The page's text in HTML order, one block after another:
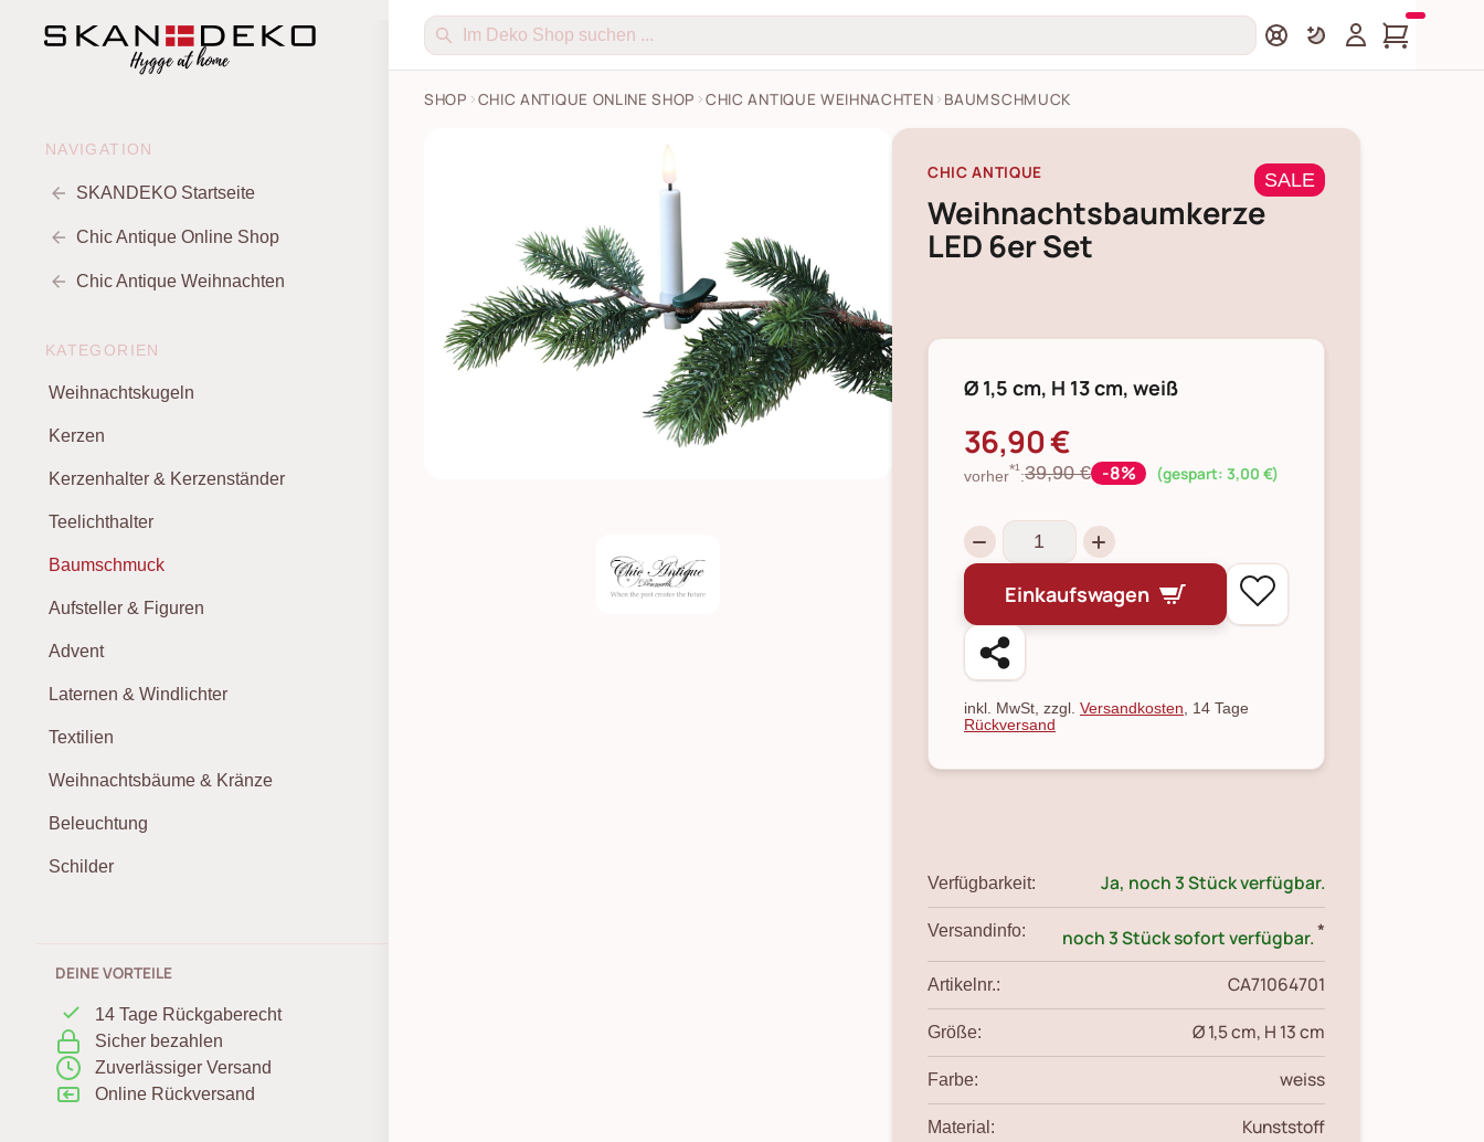
NAVIGATION
SKANDEKO Startseite
Chic Antique Online Shop
Chic Antique Weihnachten
KATEGORIEN
Weihnachtskugeln
Kerzen
Kerzenhalter & Kerzenständer
Teelichthalter
Baumschmuck
Aufsteller & Figuren
Advent
Laternen & Windlichter
Textilien
Weihnachtsbäume & Kränze
Beleuchtung
Schilder
DEINE VORTEILE
14 Tage Rückgaberecht
Sicher bezahlen
Zuverlässiger Versand
Online Rückversand
SHOP CHIC ANTIQUE ONLINE SHOP CHIC ANTIQUE WEIHNACHTEN BAUMSCHMUCK
SALE
CHIC ANTIQUE
Weihnachtsbaumkerze
LED 6er Set
Ø 1,5 cm, H 13 cm, weiß
36,90 €
vorher*¹:39,90 € -8% (gespart: 3,00 €)
Einkaufswagen
inkl. MwSt, zzgl. Versandkosten, 14 Tage
Rückversand
Verfügbarkeit: Ja, noch 3 Stück verfügbar.
Versandinfo: noch 3 Stück sofort verfügbar.*
Artikelnr.: CA71064701
Größe: Ø 1,5 cm, H 13 cm
Farbe: weiss
Material: Kunststoff